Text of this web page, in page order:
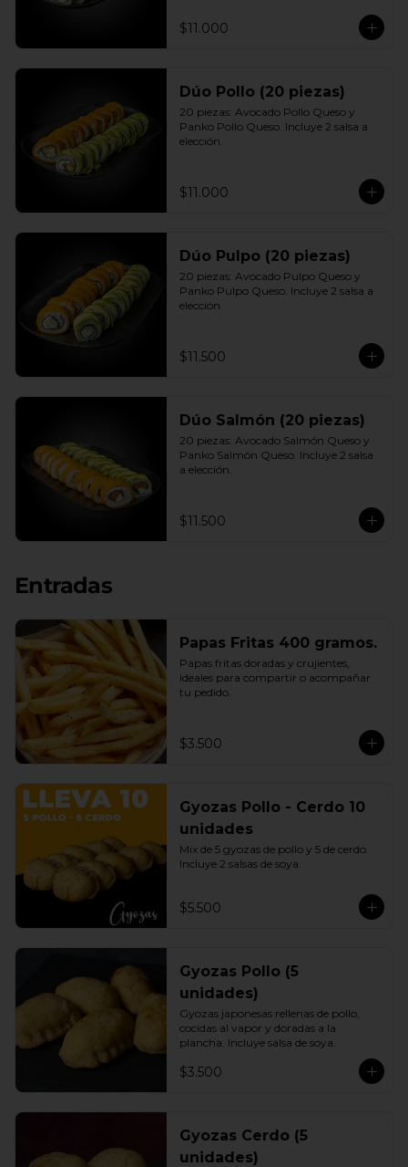
$11.000
Dúo Pollo (20 piezas)
20 piezas: Avocado Pollo Queso y
Panko Pollo Queso. Incluye 2 salsa a
elección.
$11.000
Dúo Pulpo (20 piezas)
20 piezas: Avocado Pulpo Queso y
Panko Pulpo Queso. Incluye 2 salsa a
elección.
$11.500
Dúo Salmón (20 piezas)
20 piezas: Avocado Salmón Queso y
Panko Salmón Queso. Incluye 2 salsa
a elección.
$11.500
Entradas
Papas Fritas 400 gramos.
Papas fritas doradas y crujientes,
ideales para compartir o acompañar
tu pedido.
$3.500
Gyozas Pollo - Cerdo 10
unidades
Mix de 5 gyozas de pollo y 5 de cerdo.
Incluye 2 salsas de soya.
$5.500
Gyozas Pollo (5
unidades)
Gyozas japonesas rellenas de pollo,
cocidas al vapor y doradas a la
plancha. Incluye salsa de soya.
$3.500
Gyozas Cerdo (5
unidades)